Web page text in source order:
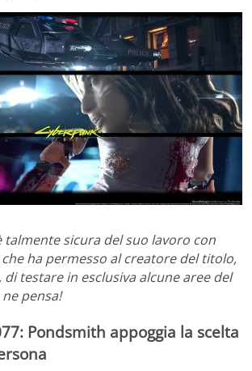
talmente sicura del suo lavoro con
che ha permesso al creatore del titolo,
testare in esclusiva alcune aree del
pensa!
Pondsmith appoggia la scelta